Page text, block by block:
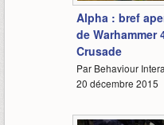
Alpha : bref
de Warhammer
Crusade
Par Behaviour
20 décembre 2015